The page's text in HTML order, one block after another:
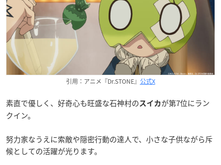
引用：アニメ『Dr.STONE』 公式X
素直で優しく、好奇心も旺盛な石神村の スイカ が第7位にラン
クイン。
努力家なうえに索敵や隠密行動の達人で、小さな子供ながら斥
候としての活躍が光ります。